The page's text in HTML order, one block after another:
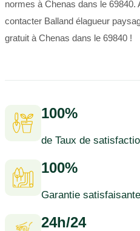
normes à Chenas dans le
contacter Balland élagueur
gratuit à Chenas dans le 69840 !
100%
de Taux de
100%
Garantie satisfaisante
24h/24